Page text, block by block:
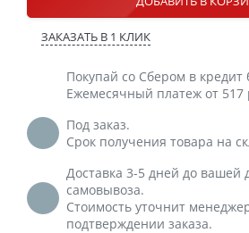
ЗАКАЗАТЬ В 1 КЛИК
Покупай со Сбером в кредит
Ежемесячный платеж от 517
Под заказ.
Срок получения товара на
Доставка 3-5 дней до вашей
самовывоза.
Стоимость уточнит
подтверждении заказа.